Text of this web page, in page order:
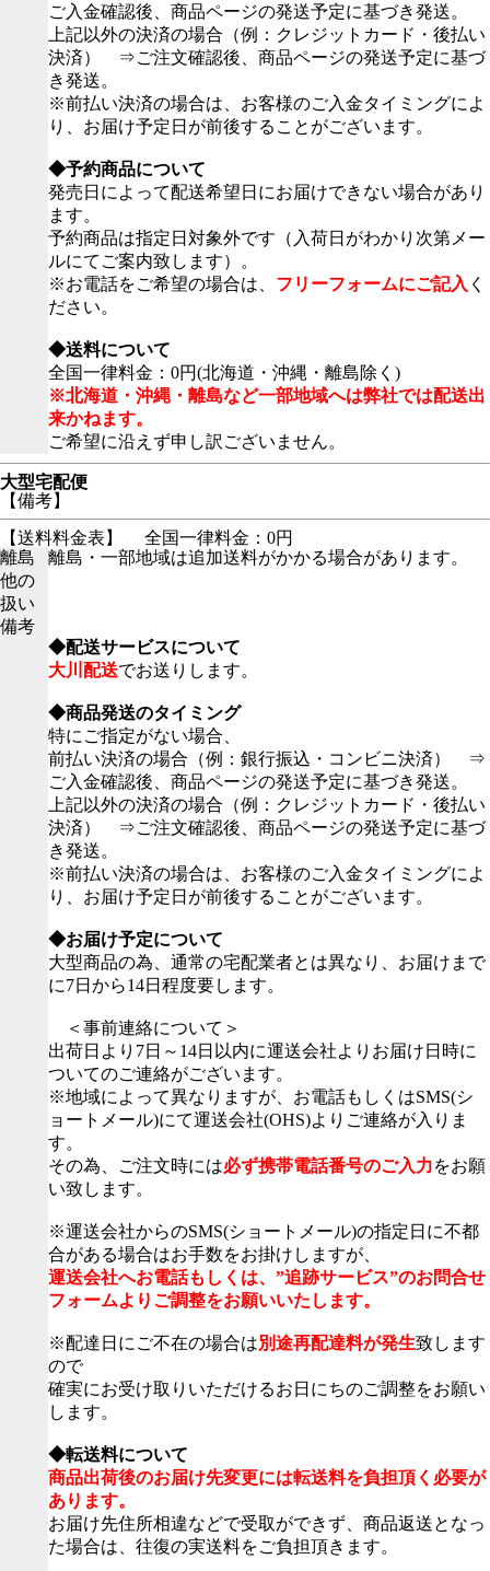
ご入金確認後、商品ページの発送予定に基づき発送。
上記以外の決済の場合（例：クレジットカード・後払い
決済） ⇒ご注文確認後、商品ページの発送予定に基づ
き発送。
※前払い決済の場合は、お客様のご入金タイミングによ
り、お届け予定日が前後することがございます。
◆予約商品について
発売日によって配送希望日にお届けできない場合があり
ます。
予約商品は指定日対象外です（入荷日がわかり次第メー
ルにてご案内致します）。
※お電話をご希望の場合は、 フリーフォームにご記入 く
ださい。
◆送料について
全国一律料金：0円(北海道・沖縄・離島除く)
※北海道・沖縄・離島など一部地域へは弊社では配送出
来かねます。
ご希望に沿えず申し訳ございません。
大型宅配便
【備考】
【送料料金表】
全国一律料金：0円
離島
他の
扱い
離島・一部地域は追加送料がかかる場合があります。
備考
◆配送サービスについて
大川配送でお送りします。
◆商品発送のタイミング
特にご指定がない場合、
前払い決済の場合（例：銀行振込・コンビニ決済） ⇒
ご入金確認後、商品ページの発送予定に基づき発送。
上記以外の決済の場合（例：クレジットカード・後払い
決済） ⇒ご注文確認後、商品ページの発送予定に基づ
き発送。
※前払い決済の場合は、お客様のご入金タイミングによ
り、お届け予定日が前後することがございます。
◆お届け予定について
大型商品の為、通常の宅配業者とは異なり、お届けまで
に7日から14日程度要します。
＜事前連絡について＞
出荷日より7日～14日以内に運送会社よりお届け日時に
ついてのご連絡がございます。
※地域によって異なりますが、お電話もしくはSMS(シ
ョートメール)にて運送会社(OHS)よりご連絡が入りま
す。
その為、ご注文時には必ず携帯電話番号のご入力をお願
い致します。
※運送会社からのSMS(ショートメール)の指定日に不都
合がある場合はお手数をお掛けしますが、
運送会社へお電話もしくは、”追跡サービス”のお問合せ
フォームよりご調整をお願いいたします。
※配達日にご不在の場合は別途再配達料が発生致します
ので
確実にお受け取りいただけるお日にちのご調整をお願い
します。
◆転送料について
商品出荷後のお届け先変更には転送料を負担頂く必要が
あります。
お届け先住所相違などで受取ができず、商品返送となっ
た場合は、往復の実送料をご負担頂きます。